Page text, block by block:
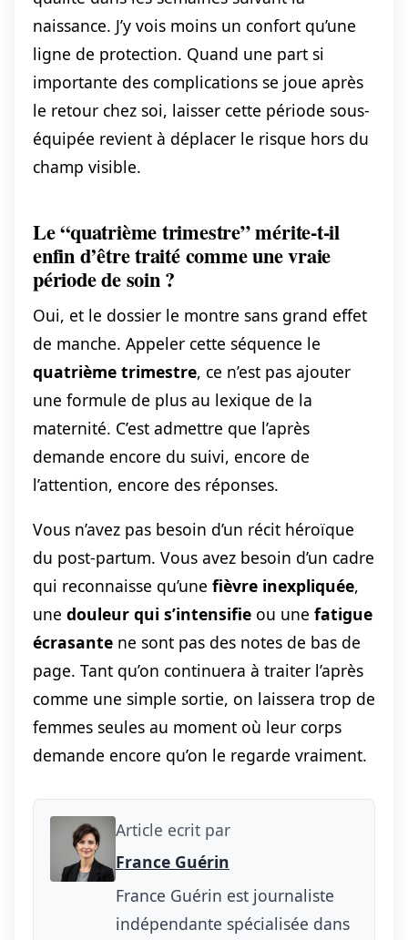
naissance. J’y vois moins un confort qu’une
ligne de protection. Quand une part si
importante des complications se joue après
le retour chez soi, laisser cette période sous-
équipée revient à déplacer le risque hors du
champ visible.
Le “quatrième trimestre” mérite-t-il
enfin d’être traité comme une vraie
période de soin ?
Oui, et le dossier le montre sans grand effet
de manche. Appeler cette séquence le
quatrième trimestre, ce n’est pas ajouter
une formule de plus au lexique de la
maternité. C’est admettre que l’après
demande encore du suivi, encore de
l’attention, encore des réponses.
Vous n’avez pas besoin d’un récit héroïque
du post-partum. Vous avez besoin d’un cadre
qui reconnaisse qu’une fièvre inexpliquée,
une douleur qui s’intensifie ou une fatigue
écrasante ne sont pas des notes de bas de
page. Tant qu’on continuera à traiter l’après
comme une simple sortie, on laissera trop de
femmes seules au moment où leur corps
demande encore qu’on le regarde vraiment.
Article ecrit par
France Guérin
France Guérin est journaliste
indépendante spécialisée dans